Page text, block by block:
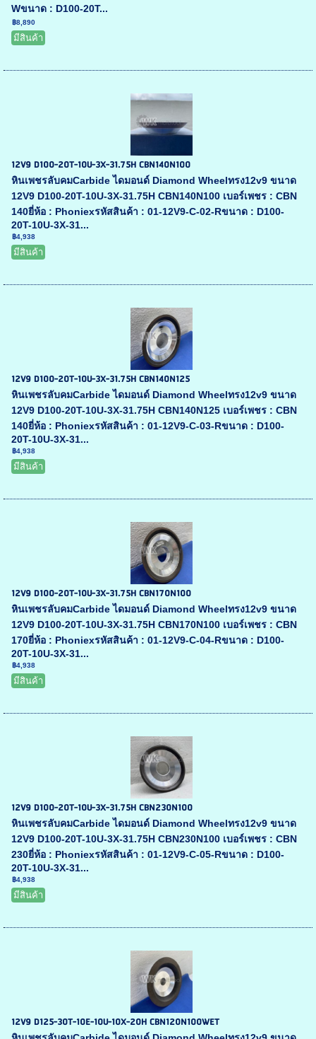
Wขนาด : D100-20T...
฿8,890
มีสินค้า
12V9 D100-20T-10U-3X-31.75H CBN140N100
หินเพชรลับคมCarbide ไดมอนด์ Diamond Wheelทรง12v9 ขนาด
12V9 D100-20T-10U-3X-31.75H CBN140N100 เบอร์เพชร : CBN
140ยี่ห้อ : Phoniexรหัสสินค้า : 01-12V9-C-02-Rขนาด : D100-
20T-10U-3X-31...
฿4,938
มีสินค้า
12V9 D100-20T-10U-3X-31.75H CBN140N125
หินเพชรลับคมCarbide ไดมอนด์ Diamond Wheelทรง12v9 ขนาด
12V9 D100-20T-10U-3X-31.75H CBN140N125 เบอร์เพชร : CBN
140ยี่ห้อ : Phoniexรหัสสินค้า : 01-12V9-C-03-Rขนาด : D100-
20T-10U-3X-31...
฿4,938
มีสินค้า
12V9 D100-20T-10U-3X-31.75H CBN170N100
หินเพชรลับคมCarbide ไดมอนด์ Diamond Wheelทรง12v9 ขนาด
12V9 D100-20T-10U-3X-31.75H CBN170N100 เบอร์เพชร : CBN
170ยี่ห้อ : Phoniexรหัสสินค้า : 01-12V9-C-04-Rขนาด : D100-
20T-10U-3X-31...
฿4,938
มีสินค้า
12V9 D100-20T-10U-3X-31.75H CBN230N100
หินเพชรลับคมCarbide ไดมอนด์ Diamond Wheelทรง12v9 ขนาด
12V9 D100-20T-10U-3X-31.75H CBN230N100 เบอร์เพชร : CBN
230ยี่ห้อ : Phoniexรหัสสินค้า : 01-12V9-C-05-Rขนาด : D100-
20T-10U-3X-31...
฿4,938
มีสินค้า
12V9 D125-30T-10E-10U-10X-20H CBN120N100WET